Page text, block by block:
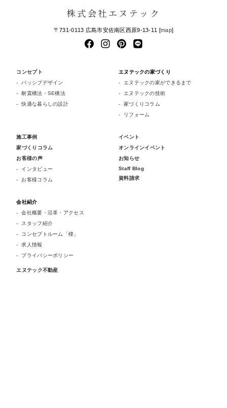
株式会社エヌテック
〒731-0113 広島市安佐南区西原9-13-11 [map]
コンセプト
パッシブデザイン
耐震構法・SE構法
快適な暮らしの設計
エヌテックの家づくり
エヌテックの家ができるまで
エヌテックの技術
家づくりコラム
リフォーム
施工事例
家づくりコラム
お客様の声
インタビュー
お客様コラム
イベント
オンラインイベント
お知らせ
Staff Blog
資料請求
会社紹介
会社概要・沿革・アクセス
スタッフ紹介
コンセプトルーム「檪」
求人情報
プライバシーポリシー
エヌテック不動産